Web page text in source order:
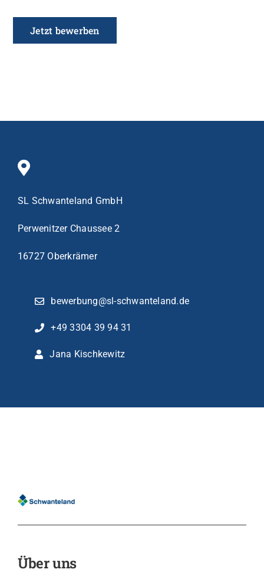
Jetzt bewerben
SL Schwanteland GmbH
Perwenitzer Chaussee 2
16727 Oberkrämer
bewerbung@sl-schwanteland.de
+49 3304 39 94 31
Jana Kischkewitz
Über uns